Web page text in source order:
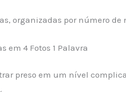
organizadas por número
em 4 Fotos 1 Palavra
preso em um nível